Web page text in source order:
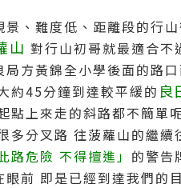
、難度低、距離段的行山
山 對行山初哥就最適合不
方黃錦全小學後面的路口
約45分鐘到達較平緩的 良
點上來走的斜路都不簡單
多分叉路 往菠蘿山的繼續
路危險 不得擅進」 的警告
眼前 即是已經到達我們的